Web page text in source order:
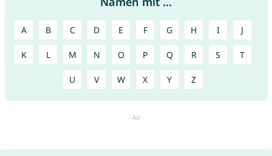
A B C D E F G H I J
K L M N O P Q R S T
U V W X Y Z